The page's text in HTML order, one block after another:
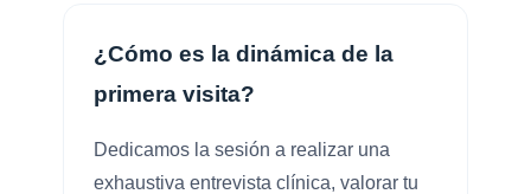
¿Cómo es la dinámica de la
primera visita?
Dedicamos la sesión a realizar una
exhaustiva entrevista clínica, valorar tu